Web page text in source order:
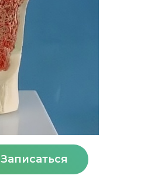
Записаться